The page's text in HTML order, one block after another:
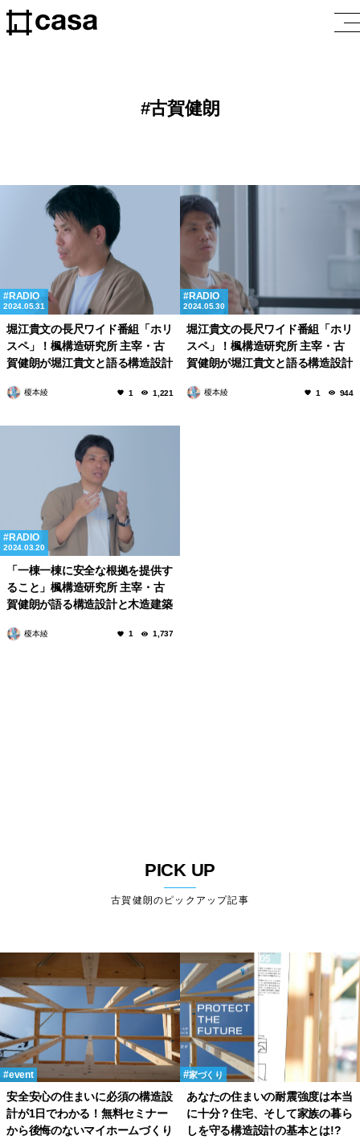
古賀健朗
RADIO
2024.05.31
堀江貴文の長尺ワイド番組「ホリ
スペ」！楓構造研究所 主宰・古
賀健朗が堀江貴文と語る構造設計
榎本綾 1 1,221
RADIO
2024.05.30
堀江貴文の長尺ワイド番組「ホリ
スペ」！楓構造研究所 主宰・古
賀健朗が堀江貴文と語る構造設計
榎本綾 1 944
RADIO
2024.03.20
「一棟一棟に安全な根拠を提供す
ること」楓構造研究所 主宰・古
賀健朗が語る構造設計と木造建築
榎本綾 1 1,737
PICK UP
古賀健朗のピックアップ記事
event
安全安心の住まいに必須の構造設
計が1日でわかる！無料セミナー
から後悔のないマイホームづくり
家づくり
あなたの住まいの耐震強度は本当
に十分？住宅、そして家族の暮ら
しを守る構造設計の基本とは!?